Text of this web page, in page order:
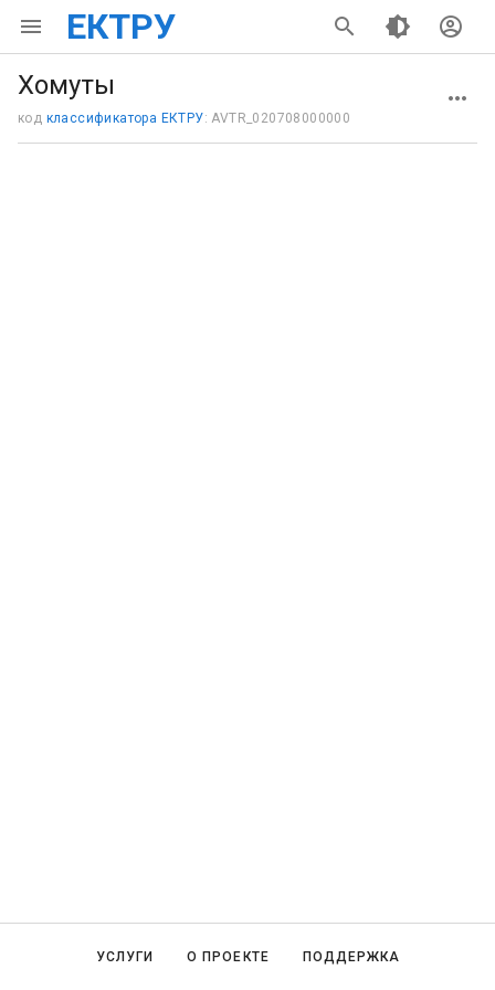
ЕКТРУ
Хомуты
код классификатора ЕКТРУ: AVTR_020708000000
УСЛУГИ О ПРОЕКТЕ ПОДДЕРЖКА